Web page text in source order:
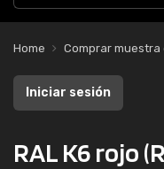
Home Comprar muestra
Iniciar sesión
RAL K6 rojo